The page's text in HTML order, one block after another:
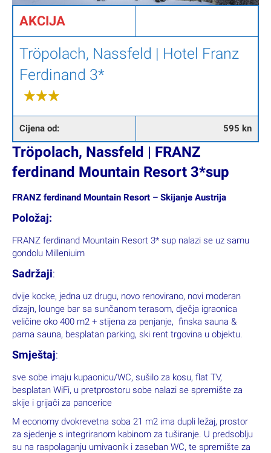
AKCIJA
Tröpolach, Nassfeld | Hotel Franz
Ferdinand 3*
Cijena od: 595 kn
Tröpolach, Nassfeld | FRANZ
ferdinand Mountain Resort 3*sup
FRANZ ferdinand Mountain Resort – Skijanje Austrija
Položaj:
FRANZ ferdinand Mountain Resort 3* sup nalazi se uz samu
gondolu Milleniuim
Sadržaji:
dvije kocke, jedna uz drugu, novo renovirano, novi moderan
dizajn, lounge bar sa sunčanom terasom, dječja igraonica
veličine oko 400 m2 + stijena za penjanje, finska sauna &
parna sauna, besplatan parking, ski rent trgovina u objektu.
Smještaj:
sve sobe imaju kupaonicu/WC, sušilo za kosu, flat TV,
besplatan WiFi, u pretprostoru sobe nalazi se spremište za
skije i grijači za pancerice
M economy dvokrevetna soba 21 m2 ima dupli ležaj, prostor
za sjedenje s integriranom kabinom za tuširanje. U predsoblju
su na raspolaganju umivaonik i zaseban WC, te spremište za